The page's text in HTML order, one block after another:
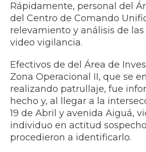
Rápidamente, personal del
del Centro de Comando
relevamiento y análisis de
video vigilancia.
Efectivos de del Área de
Zona Operacional II, que se
realizando patrullaje, fue
hecho y, al llegar a la
19 de Abril y avenida Aiguá,
individuo en actitud
procedieron a identificarlo.